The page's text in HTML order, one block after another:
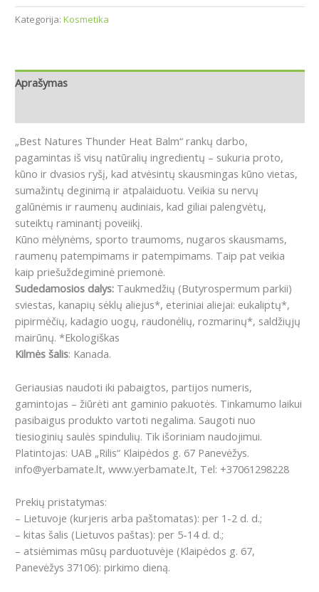
Kategorija: Kosmetika
Aprašymas
„Best Natures Thunder Heat Balm“ rankų darbo,
pagamintas iš visų natūralių ingredientų – sukuria proto,
kūno ir dvasios ryšį, kad atvėsintų skausmingas kūno vietas,
sumažintų deginimą ir atpalaiduotu. Veikia su nervų
galūnėmis ir raumenų audiniais, kad giliai palengvėtų,
suteiktų raminantį poveiikį.
Kūno mėlynėms, sporto traumoms, nugaros skausmams,
raumenų patempimams ir patempimams. Taip pat veikia
kaip priešuždegiminė priemonė.
Sudedamosios dalys: Taukmedžių (Butyrospermum parkii)
sviestas, kanapių sėklų aliejus*, eteriniai aliejai: eukaliptų*,
pipirmėčių, kadagio uogų, raudonėlių, rozmarinų*, saldžiųjų
mairūnų. *Ekologiškas
Kilmės šalis: Kanada.
Geriausias naudoti iki pabaigtos, partijos numeris,
gamintojas – žiūrėti ant gaminio pakuotės. Tinkamumo laikui
pasibaigus produkto vartoti negalima. Saugoti nuo
tiesioginių saulės spindulių. Tik išoriniam naudojimui.
Platintojas: UAB „Rilis“ Klaipėdos g. 67 Panevėžys.
info@yerbamate.lt, www.yerbamate.lt, Tel: +37061298228
Prekių pristatymas:
– Lietuvoje (kurjeris arba paštomatas): per 1-2 d. d.;
– kitas šalis (Lietuvos paštas): per 5-14 d. d.;
– atsiėmimas mūsų parduotuvėje (Klaipėdos g. 67,
Panevėžys 37106): pirkimo dieną.